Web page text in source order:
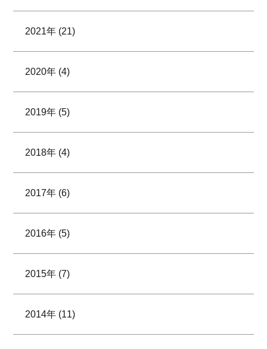
2021年 (21)
2020年 (4)
2019年 (5)
2018年 (4)
2017年 (6)
2016年 (5)
2015年 (7)
2014年 (11)